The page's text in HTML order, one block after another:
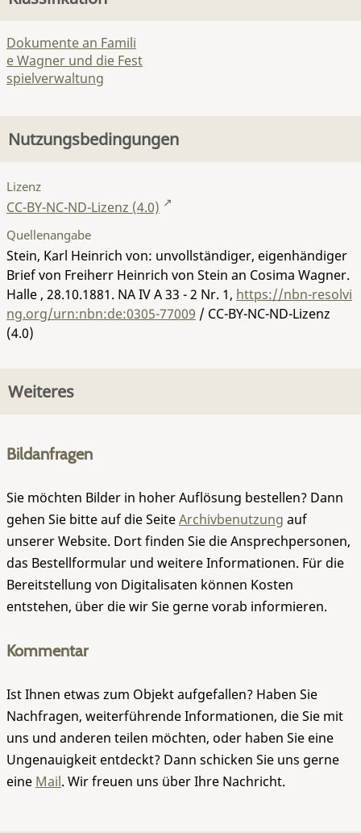
Dokumente an Famili
e Wagner und die Fest
spielverwaltung
Nutzungsbedingungen
Lizenz
CC-BY-NC-ND-Lizenz (4.0)
Quellenangabe
Stein, Karl Heinrich von: unvollständiger, eigenhändiger
Brief von Freiherr Heinrich von Stein an Cosima Wagner.
Halle , 28.10.1881. NA IV A 33 - 2 Nr. 1, https://nbn-resolvi
ng.org/urn:nbn:de:0305-77009 / CC-BY-NC-ND-Lizenz
(4.0)
Weiteres
Bildanfragen
Sie möchten Bilder in hoher Auflösung bestellen? Dann
gehen Sie bitte auf die SeiteArchivbenutzung auf
unserer Website. Dort finden Sie die Ansprechpersonen,
das Bestellformular und weitere Informationen. Für die
Bereitstellung von Digitalisaten können Kosten
entstehen, über die wir Sie gerne vorab informieren.
Kommentar
Ist Ihnen etwas zum Objekt aufgefallen? Haben Sie
Nachfragen, weiterführende Informationen, die Sie mit
uns und anderen teilen möchten, oder haben Sie eine
Ungenauigkeit entdeckt? Dann schicken Sie uns gerne
eine Mail. Wir freuen uns über Ihre Nachricht.